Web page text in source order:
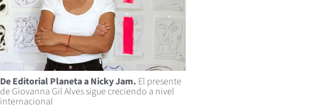
De Editorial Planeta a Nicky Jam. El presente
de Giovanna Gil Alves sigue creciendo a nivel
internacional